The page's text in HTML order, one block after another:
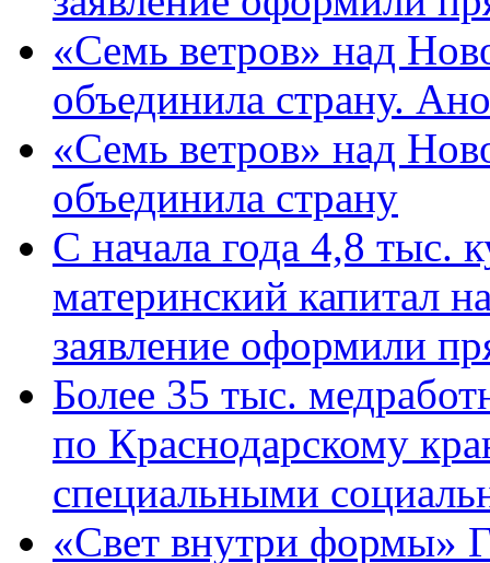
«Семь ветров» над
объединила страну.
«Семь ветров» над
объединила страну
С начала года 4,8 тыс.
материнский капитал
заявление оформили
Более 35 тыс.
по Краснодарскому
специальными
«Свет внутри формы»